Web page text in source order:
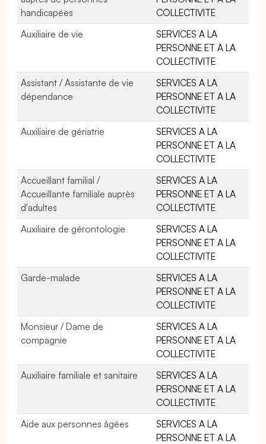
handicapées
COLLECTIVITE
Auxiliaire de vie
SERVICES A LA
PERSONNE ET A LA
COLLECTIVITE
Assistant / Assistante de vie
dépendance
SERVICES A LA
PERSONNE ET A LA
COLLECTIVITE
Auxiliaire de gériatrie
SERVICES A LA
PERSONNE ET A LA
COLLECTIVITE
Accueillant familial /
Accueillante familiale auprès
d'adultes
SERVICES A LA
PERSONNE ET A LA
COLLECTIVITE
Auxiliaire de gérontologie
SERVICES A LA
PERSONNE ET A LA
COLLECTIVITE
Garde-malade
SERVICES A LA
PERSONNE ET A LA
COLLECTIVITE
Monsieur / Dame de
compagnie
SERVICES A LA
PERSONNE ET A LA
COLLECTIVITE
Auxiliaire familiale et sanitaire
SERVICES A LA
PERSONNE ET A LA
COLLECTIVITE
Aide aux personnes âgées
SERVICES A LA
PERSONNE ET A LA